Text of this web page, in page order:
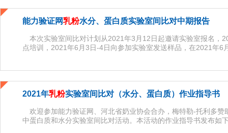
能力验证网乳粉水分、蛋白质实验室间比对中期报告
本次实验室间比对计划从2021年3月12日起邀请实验室报名，
点培训，2021年6月3日-4日向参加实验室发送样品，在2021年
2021年乳粉实验室间比对（水分、蛋白质）作业指导书
欢迎参加能力验证网、河北省奶业协会合办，梅特勒-托利多
中蛋白质和水分实验室间比对活动。本活动的作业指导书发布如